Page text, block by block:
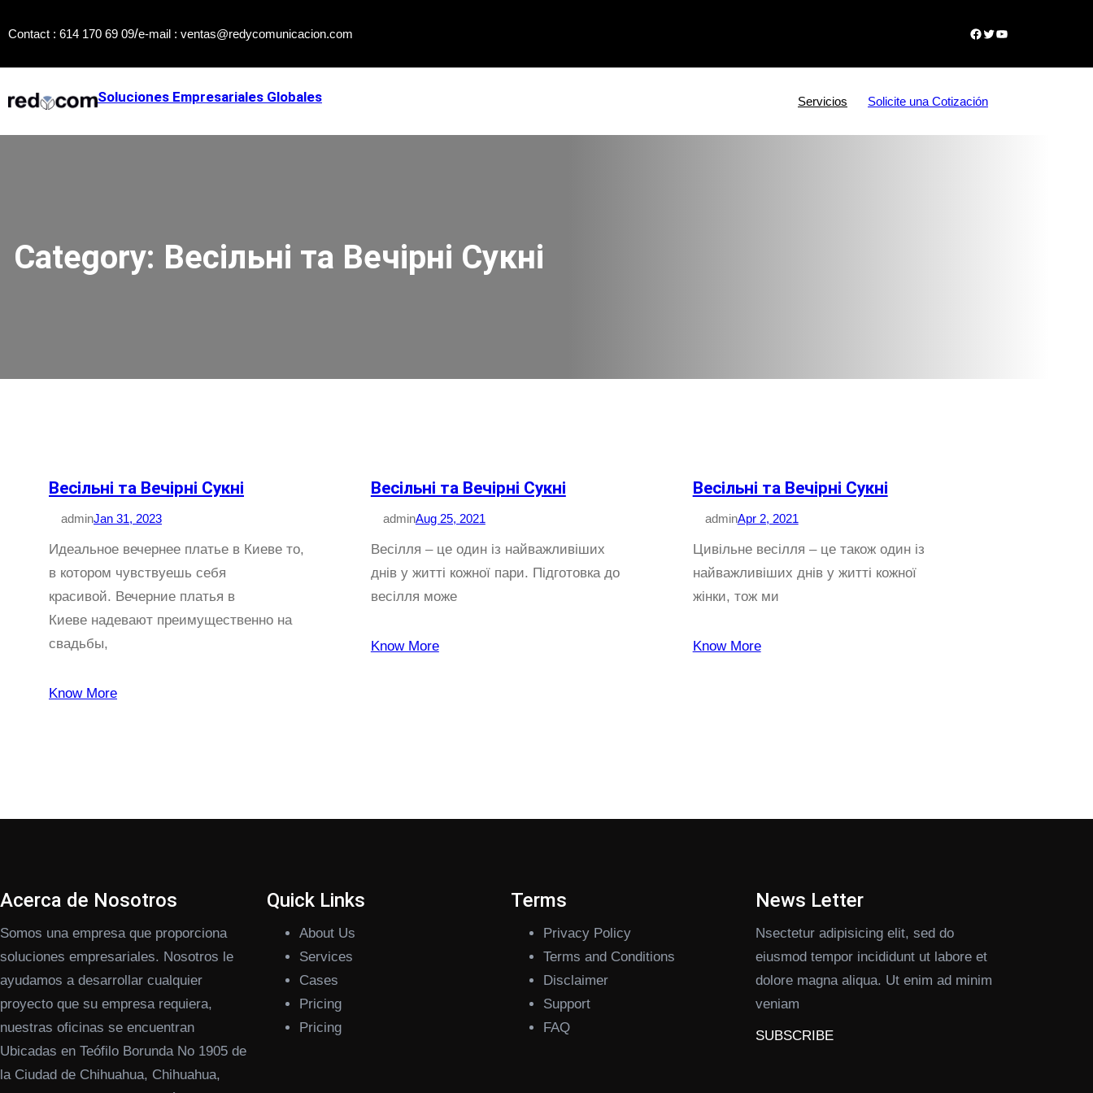
toContact : 614 170 69 09/e-mail : ventas@redycomunicacion.com Facebook
Twitter
YouTube
Soluciones Empresariales Globales Servicios Solicite una Cotización
Category: Весільні та Вечірні Сукні
Весільні та Вечірні Сукні
adminJan 31, 2023
Идеальное вечернее платье в Киеве то,
в котором чувствуешь себя
красивой. Вечерние платья в
Киеве надевают преимущественно на
свадьбы,
Know More
Весільні та Вечірні Сукні
adminAug 25, 2021
Весілля – це один із найважливіших
днів у житті кожної пари. Підготовка до
весілля може
Know More
Весільні та Вечірні Сукні
adminApr 2, 2021
Цивільне весілля – це також один із
найважливіших днів у житті кожної
жінки, тож ми
Know More
Acerca de Nosotros
Somos una empresa que proporciona
soluciones empresariales. Nosotros le
ayudamos a desarrollar cualquier
proyecto que su empresa requiera,
nuestras oficinas se encuentran
Ubicadas en Teófilo Borunda No 1905 de
la Ciudad de Chihuahua, Chihuahua,
Quick Links
About Us
Services
Cases
Pricing
Pricing
Terms
Privacy Policy
Terms and Conditions
Disclaimer
Support
FAQ
News Letter
Nsectetur adipisicing elit, sed do
eiusmod tempor incididunt ut labore et
dolore magna aliqua. Ut enim ad minim
veniam
SUBSCRIBE